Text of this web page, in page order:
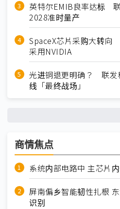
英特尔EMIB良率达标
2028准时量产
SpaceX芯片采购大转
采用NVIDIA
光进铜退更明确？ 联发
线「最终战场」
商情焦点
系统内部电路中 主芯片
屏南偏乡智能韧性扎根
识别